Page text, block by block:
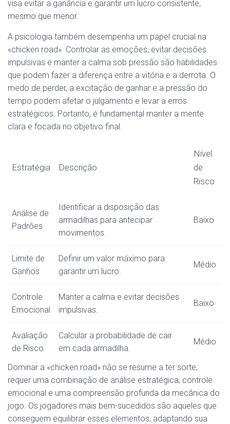
visa evitar a ganância e garantir um lucro consistente,
mesmo que menor.
A psicologia também desempenha um papel crucial na
«chicken road». Controlar as emoções, evitar decisões
impulsivas e manter a calma sob pressão são habilidades
que podem fazer a diferença entre a vitória e a derrota. O
medo de perder, a excitação de ganhar e a pressão do
tempo podem afetar o julgamento e levar a erros
estratégicos. Portanto, é fundamental manter a mente
clara e focada no objetivo final.
Estratégia Descrição
Nível
de
Risco
Análise de
Padrões
Identificar a disposição das
armadilhas para antecipar
movimentos.
Baixo
Limite de
Ganhos
Definir um valor máximo para
garantir um lucro.
Médio
Controle
Emocional
Manter a calma e evitar decisões
impulsivas.
Baixo
Avaliação
de Risco
Calcular a probabilidade de cair
em cada armadilha.
Médio
Dominar a «chicken road» não se resume a ter sorte;
requer uma combinação de análise estratégica, controle
emocional e uma compreensão profunda da mecânica do
jogo. Os jogadores mais bem-sucedidos são aqueles que
conseguem equilibrar esses elementos, adaptando sua